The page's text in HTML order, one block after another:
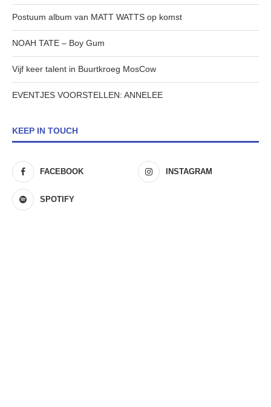
Postuum album van MATT WATTS op komst
NOAH TATE – Boy Gum
Vijf keer talent in Buurtkroeg MosCow
EVENTJES VOORSTELLEN: ANNELEE
KEEP IN TOUCH
FACEBOOK INSTAGRAM
SPOTIFY